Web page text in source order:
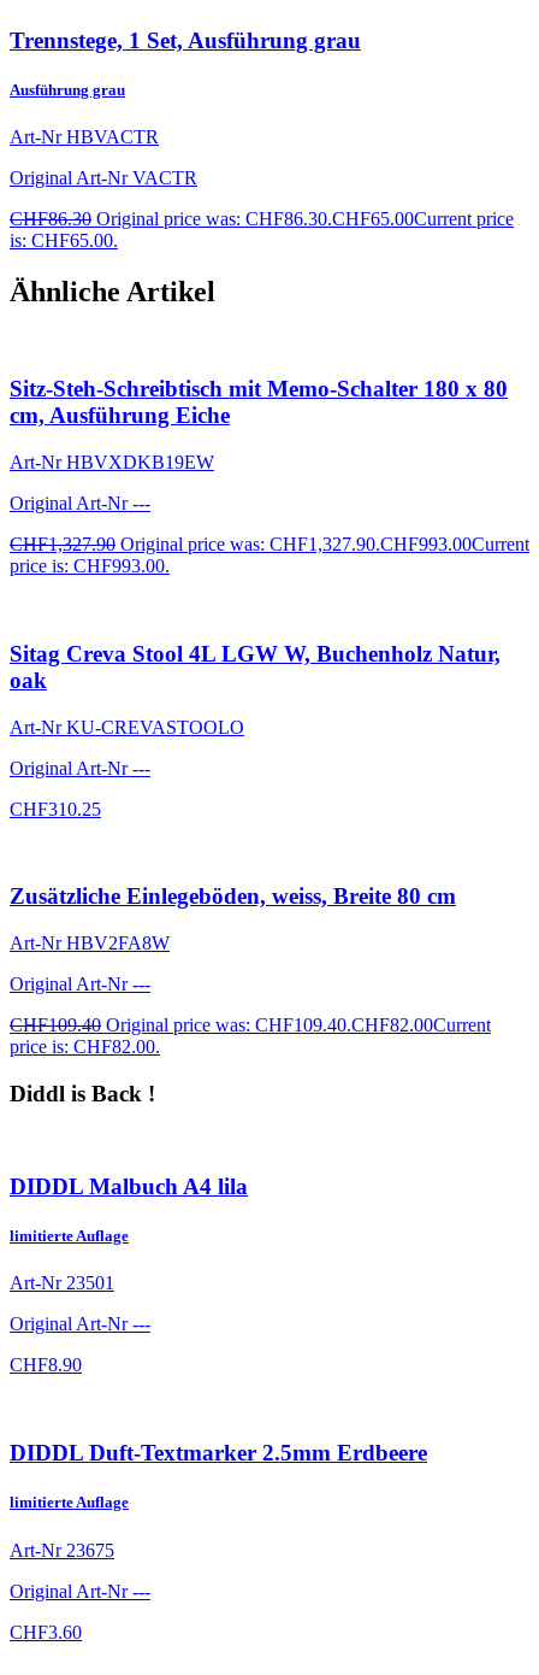
Trennstege, 1 Set, Ausführung grau
Ausführung grau
Art-NrHBVACTR
Original Art-NrVACTR
CHF86.30 Original price was: CHF86.30.CHF65.00Current price
is: CHF65.00.
Ähnliche Artikel
Sitz-Steh-Schreibtisch mit Memo-Schalter 180 x 80
cm, Ausführung Eiche
Art-NrHBVXDKB19EW
Original Art-Nr---
CHF1,327.90 Original price was: CHF1,327.90.CHF993.00Current
price is: CHF993.00.
Sitag Creva Stool 4L LGW W, Buchenholz Natur,
oak
Art-NrKU-CREVASTOOLO
Original Art-Nr---
CHF310.25
Zusätzliche Einlegeböden, weiss, Breite 80 cm
Art-NrHBV2FA8W
Original Art-Nr---
CHF109.40 Original price was: CHF109.40.CHF82.00Current
price is: CHF82.00.
Diddl is Back !
DIDDL Malbuch A4 lila
limitierte Auflage
Art-Nr23501
Original Art-Nr---
CHF8.90
DIDDL Duft-Textmarker 2.5mm Erdbeere
limitierte Auflage
Art-Nr 23675
Original Art-Nr---
CHF3.60